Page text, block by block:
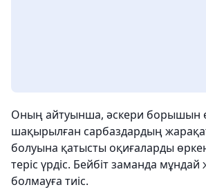
Оның айтуынша, әскери борышын
шақырылған сарбаздардың
болуына қатысты оқиғаларды
теріс үрдіс. Бейбіт заманда мұндай
болмауға тиіс.